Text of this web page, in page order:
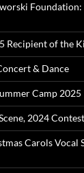
Recipient of the
& Dance
Camp 2025
2024
Carols Vocal